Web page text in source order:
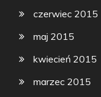
czerwiec 2015
maj 2015
kwiecień 2015
marzec 2015